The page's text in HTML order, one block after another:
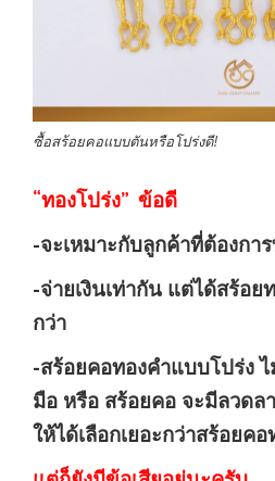
ซื้อสร้อยคอแบบตันหรือโปร่งดี!
“ทองโปร่ง” ข้อดี
-จะเหมาะกับลูกค้าที่ต้องกา
-จ่ายเงินเท่ากัน แต่ได้สร้อ
กว่า
-สร้อยคอทองคำแบบโปร่ง
มือ หรือ สร้อยคอ จะมีลวดล
ให้ได้เลือกเยอะกว่าสร้อยค